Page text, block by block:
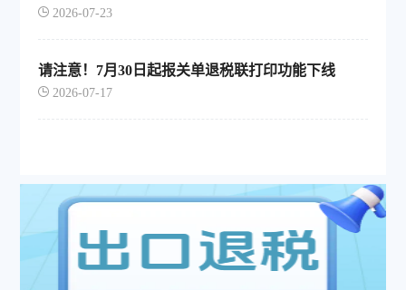
2026-07-23
请注意！7月30日起报关单退税联打印功能下线
2026-07-17